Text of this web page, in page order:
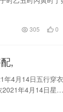
305 0
,
年4月14日五行穿衣
年4月14日星期